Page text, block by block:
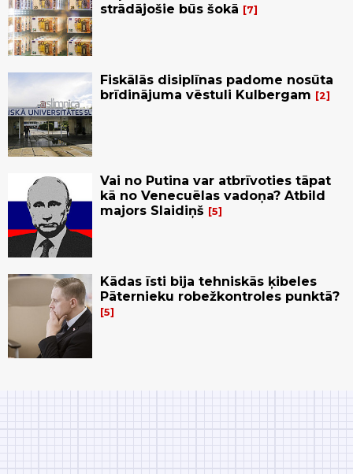
strādājošie būs šokā
7
Fiskālās disiplīnas padome nosūta
brīdinājuma vēstuli Kulbergam
2
Vai no Putina var atbrīvoties tāpat
kā no Venecuēlas vadoņa? Atbild
majors Slaidiņš
5
Kādas īsti bija tehniskās ķibeles
Pāternieku robežkontroles punktā?
5